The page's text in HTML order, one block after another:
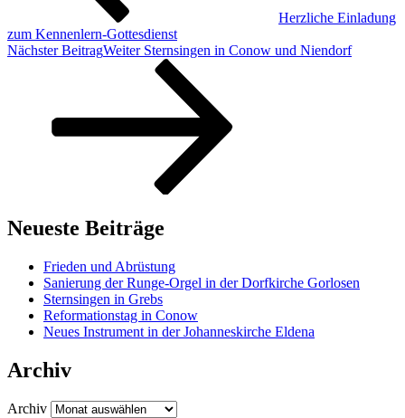
Herzliche Einladung
zum Kennenlern-Gottesdienst
Nächster BeitragWeiter Sternsingen in Conow und Niendorf
Neueste Beiträge
Frieden und Abrüstung
Sanierung der Runge-Orgel in der Dorfkirche Gorlosen
Sternsingen in Grebs
Reformationstag in Conow
Neues Instrument in der Johanneskirche Eldena
Archiv
Archiv